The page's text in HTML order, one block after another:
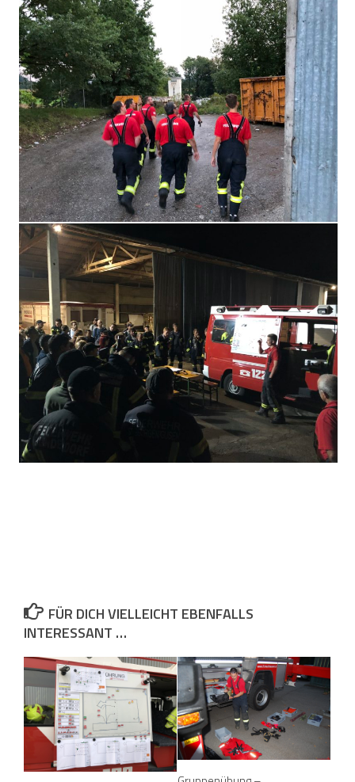
FÜR DICH VIELLEICHT EBENFALLS
INTERESSANT …